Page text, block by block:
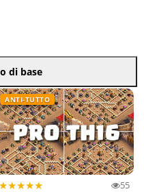
di base
ANTI-TUTTO
★★★★★ 55